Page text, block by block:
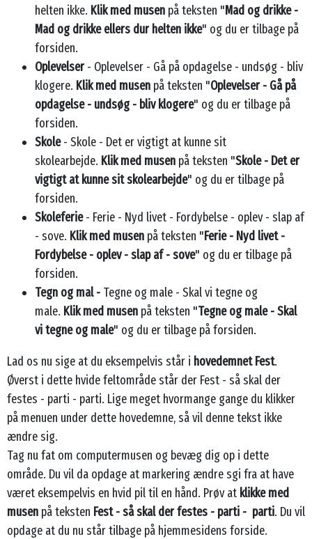
helten ikke. Klik med musen på teksten "Mad og drikke -
Mad og drikke ellers dur helten ikke" og du er tilbage på
forsiden.
Oplevelser- Oplevelser - Gå på opdagelse - undsøg - bliv
klogere. Klik med musen på teksten "Oplevelser - Gå på
opdagelse - undsøg - bliv klogere" og du er tilbage på
forsiden.
Skole- Skole - Det er vigtigt at kunne sit
skolearbejde. Klik med musen på teksten "Skole - Det er
vigtigt at kunne sit skolearbejde" og du er tilbage på
forsiden.
Skoleferie- Ferie - Nyd livet - Fordybelse - oplev - slap af
- sove. Klik med musen på teksten "Ferie - Nyd livet -
Fordybelse - oplev - slap af - sove" og du er tilbage på
forsiden.
Tegn og mal - Tegne og male - Skal vi tegne og
male. Klik med musen på teksten "Tegne og male - Skal
vi tegne og male" og du er tilbage på forsiden.
Lad os nu sige at du eksempelvis står i hovedemnet Fest.
Øverst i dette hvide feltområde står der Fest - så skal der
festes - parti - parti. Lige meget hvormange gange du klikker
på menuen under dette hovedemne, så vil denne tekst ikke
ændre sig.
Tag nu fat om computermusen og bevæg dig op i dette
område. Du vil da opdage at markering ændre sgi fra at have
været eksempelvis en hvid pil til en hånd. Prøv at klikke med
musen på teksten Fest - så skal der festes - parti - parti. Du vil
opdage at du nu står tilbage på hjemmesidens forside.